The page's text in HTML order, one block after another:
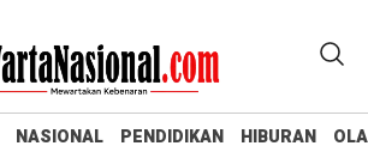
NASIONAL PENDIDIKAN HIBURAN
NASIONAL PENDIDIKAN HIBURAN